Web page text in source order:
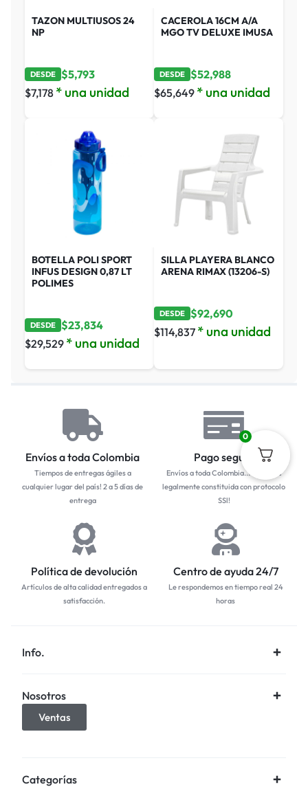
TAZON MULTIUSOS 24
NP
DESDE $5,793
$7,178 * una unidad
CACEROLA 16CM A/A
MGO TV DELUXE IMUSA
DESDE $52,988
$65,649 * una unidad
BOTELLA POLI SPORT
INFUS DESIGN 0,87 LT
POLIMES
DESDE $23,834
$29,529 * una unidad
SILLA PLAYERA BLANCO
ARENA RIMAX (13206-S)
DESDE $92,690
$114,837 * una unidad
Envíos a toda Colombia
Tiempos de entregas ágiles a
cualquier lugar del país! 2 a 5 días de
entrega
Pago seguro
Envíos a toda Colombia... Empresa
legalmente constituida con protocolo
SSl!
Política de devolución
Artículos de alta calidad entregados a
satisfacción.
Centro de ayuda 24/7
Le respondemos en tiempo real 24
horas
Info.
Nosotros
Ventas
Categorías
0